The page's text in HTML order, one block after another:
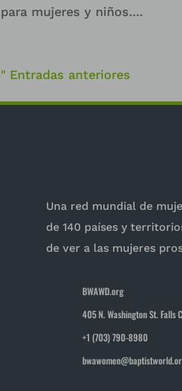
para mujeres y niños....
" Entradas anteriores
Una red mundial de
de 140 países y
de ver a las mujeres
BWAWD.org
405 N. Washington St. Falls
+1 (703) 790-8980